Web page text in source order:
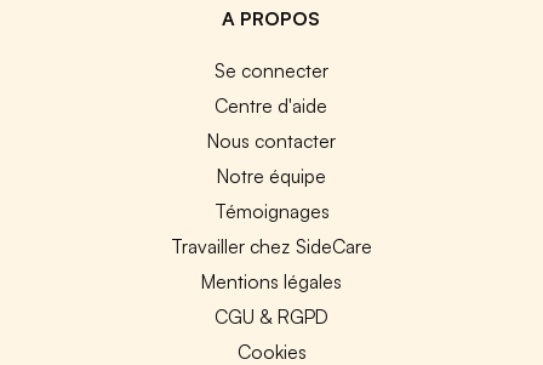
A PROPOS
Se connecter
Centre d'aide
Nous contacter
Notre équipe
Témoignages
Travailler chez SideCare
Mentions légales
CGU & RGPD
Cookies